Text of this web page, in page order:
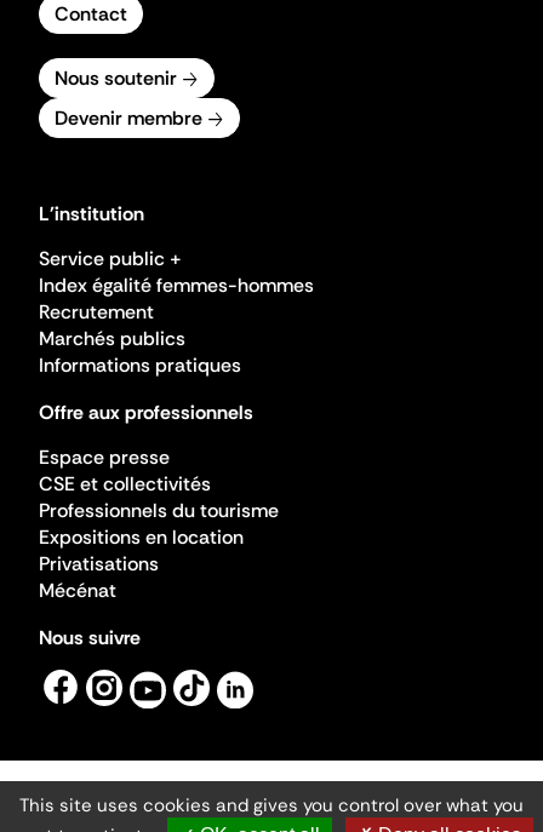
Contact
Nous soutenir
Devenir membre
L'institution
Service public +
Index égalité femmes-hommes
Recrutement
Marchés publics
Informations pratiques
Offre aux professionnels
Espace presse
CSE et collectivités
Professionnels du tourisme
Expositions en location
Privatisations
Mécénat
Nous suivre
Mentions légales
Gestion des cookies
This site uses cookies and gives you control over what you